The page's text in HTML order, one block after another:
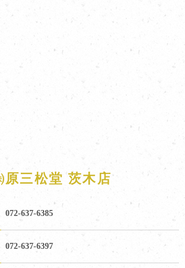
原三松堂 茨木店
072-637-6385
072-637-6397